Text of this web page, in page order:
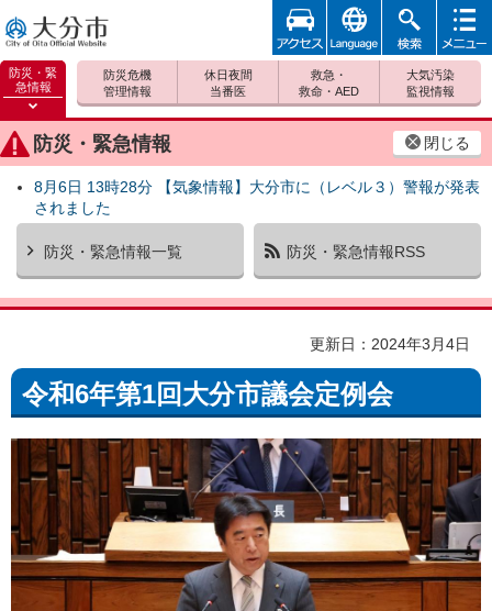
大分市
防災・緊
急情報
防災緊
急情報
を開く
防災・緊急情報 閉じる
8月6日 13時28分 【気象情報】大分市に（レベル３）警報が発表
されました
防災・緊急情報一覧 防災・緊急情報RSS
防災危機
管理情報
休日夜間
当番医
救急・
救命・AED
大気汚染
監視情報
アクセ
ス
foreign 検索
メニュ
更新日：2024年3月4日
令和6年第1回大分市議会定例会